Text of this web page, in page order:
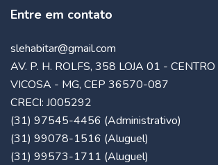
Entre em contato
slehabitar@gmail.com
AV. P. H. ROLFS, 358 LOJA 01 - CENTRO
VICOSA - MG, CEP 36570-087
CRECI: J005292
(31) 97545-4456 (Administrativo)
(31) 99078-1516 (Aluguel)
(31) 99573-1711 (Aluguel)